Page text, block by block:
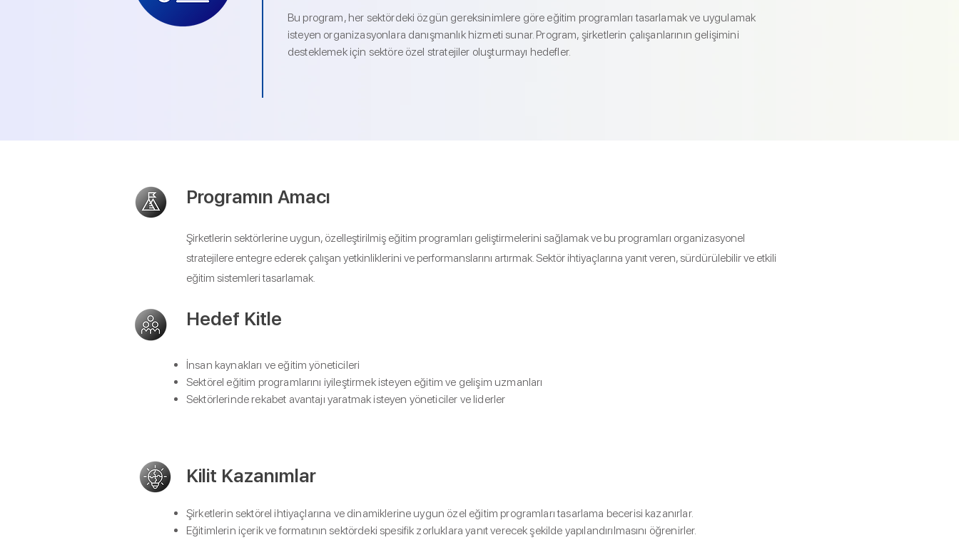
Bu program, her sektördeki özgün gereksinimlere göre eğitim programları tasarlamak ve uygulamak
isteyen organizasyonlara danışmanlık hizmeti sunar. Program, şirketlerin çalışanlarının gelişimini
desteklemek için sektöre özel stratejiler oluşturmayı hedefler.
Programın Amacı
Şirketlerin sektörlerine uygun, özelleştirilmiş eğitim programları geliştirmelerini sağlamak ve bu programları organizasyonel
stratejilere entegre ederek çalışan yetkinliklerini ve performanslarını artırmak. Sektör ihtiyaçlarına yanıt veren, sürdürülebilir ve etkili
eğitim sistemleri tasarlamak.
Hedef Kitle
İnsan kaynakları ve eğitim yöneticileri
Sektörel eğitim programlarını iyileştirmek isteyen eğitim ve gelişim uzmanları
Sektörlerinde rekabet avantajı yaratmak isteyen yöneticiler ve liderler
Kilit Kazanımlar
Şirketlerin sektörel ihtiyaçlarına ve dinamiklerine uygun özel eğitim programları tasarlama becerisi kazanırlar.
Eğitimlerin içerik ve formatının sektördeki spesifik zorluklara yanıt verecek şekilde yapılandırılmasını öğrenirler.